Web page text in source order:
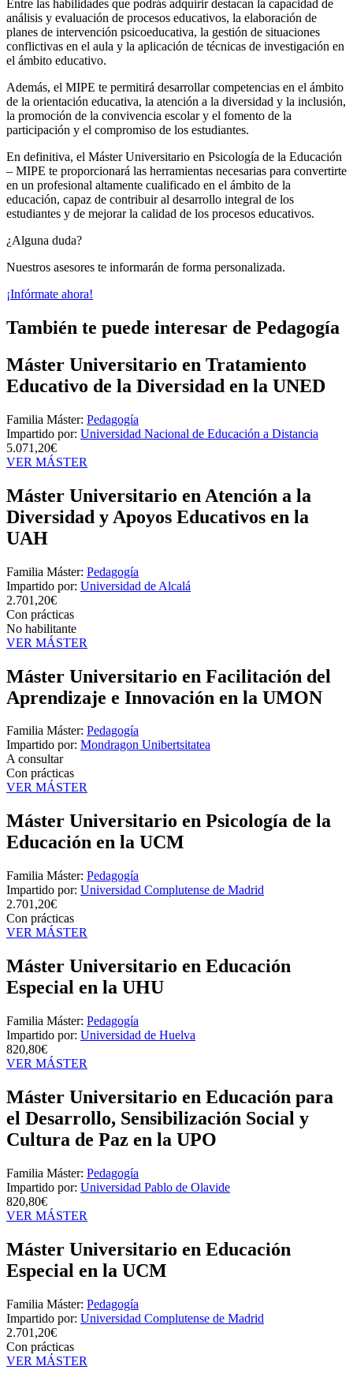
Entre las habilidades que podrás adquirir destacan la capacidad de
análisis y evaluación de procesos educativos, la elaboración de
planes de intervención psicoeducativa, la gestión de situaciones
conflictivas en el aula y la aplicación de técnicas de investigación en
el ámbito educativo.
Además, el MIPE te permitirá desarrollar competencias en el ámbito
de la orientación educativa, la atención a la diversidad y la inclusión,
la promoción de la convivencia escolar y el fomento de la
participación y el compromiso de los estudiantes.
En definitiva, el Máster Universitario en Psicología de la Educación
– MIPE te proporcionará las herramientas necesarias para convertirte
en un profesional altamente cualificado en el ámbito de la
educación, capaz de contribuir al desarrollo integral de los
estudiantes y de mejorar la calidad de los procesos educativos.
¿Alguna duda?
Nuestros asesores te informarán de forma personalizada.
¡Infórmate ahora!
También te puede interesar de Pedagogía
Máster Universitario en Tratamiento
Educativo de la Diversidad en la UNED
Familia Máster: Pedagogía
Impartido por: Universidad Nacional de Educación a Distancia
5.071,20€
VER MÁSTER
Máster Universitario en Atención a la
Diversidad y Apoyos Educativos en la
UAH
Familia Máster: Pedagogía
Impartido por: Universidad de Alcalá
2.701,20€
Con prácticas
No habilitante
VER MÁSTER
Máster Universitario en Facilitación del
Aprendizaje e Innovación en la UMON
Familia Máster: Pedagogía
Impartido por: Mondragon Unibertsitatea
A consultar
Con prácticas
VER MÁSTER
Máster Universitario en Psicología de la
Educación en la UCM
Familia Máster: Pedagogía
Impartido por: Universidad Complutense de Madrid
2.701,20€
Con prácticas
VER MÁSTER
Máster Universitario en Educación
Especial en la UHU
Familia Máster: Pedagogía
Impartido por: Universidad de Huelva
820,80€
VER MÁSTER
Máster Universitario en Educación para
el Desarrollo, Sensibilización Social y
Cultura de Paz en la UPO
Familia Máster: Pedagogía
Impartido por: Universidad Pablo de Olavide
820,80€
VER MÁSTER
Máster Universitario en Educación
Especial en la UCM
Familia Máster: Pedagogía
Impartido por: Universidad Complutense de Madrid
2.701,20€
Con prácticas
VER MÁSTER